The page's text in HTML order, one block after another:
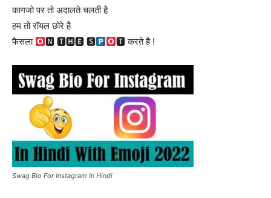
कागजो पर तो अदालते चलती है
हम तो रॉयल छोरे है
फैसला
🅽 🆃🅷🅴 🆂 🆃 ​करते है !
Swag Bio For Instagram In Hindi